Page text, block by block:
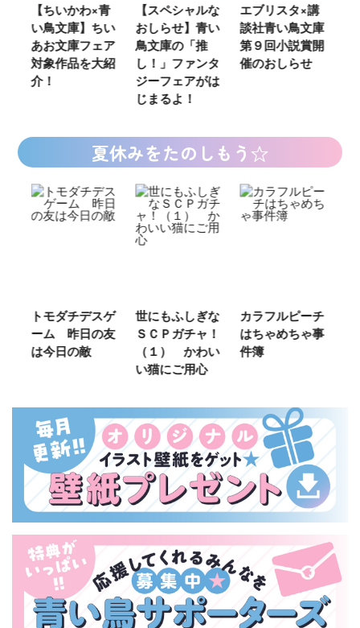
【ちいかわ×青
い鳥文庫】ちい
あお文庫フェア
対象作品を大紹
介！
【スペシャルな
おしらせ】青い
鳥文庫の「推
し！」ファンタ
ジーフェアがは
じまるよ！
エブリスタ×講
談社青い鳥文庫
第９回小説賞開
催のおしらせ
夏休みをたのしもう☆
トモダチデスゲ
ーム 昨日の友
は今日の敵
世にもふしぎな
ＳＣＰガチャ！
（１） かわい
い猫にご用心
カラフルピーチ
はちゃめちゃ事
件簿